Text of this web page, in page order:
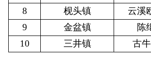
8
枧头镇 云溪
9
金盆镇 陈
10
三井镇 古